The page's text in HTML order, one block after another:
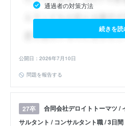
通過者の対策方法
続きを読
公開日：2026年7月10日
問題を報告する
27卒
合同会社デロイトトーマツ /
サルタント / コンサルタント職 / 3日間